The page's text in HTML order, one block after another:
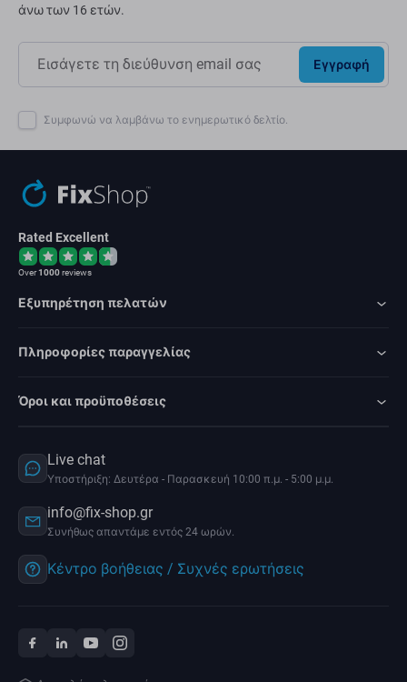
άνω των 16 ετών.
Εγγραφή
Συμφωνώ να λαμβάνω το ενημερωτικό δελτίο.
Rated Excellent
Over1000reviews
Εξυπηρέτηση πελατών
Πληροφορίες παραγγελίας
Όροι και προϋποθέσεις
Live chat
Υποστήριξη: Δευτέρα - Παρασκευή 10:00 π.μ. - 5:00 μ.μ.
info@fix-shop.gr
Συνήθως απαντάμε εντός 24 ωρών.
Κέντρο βοήθειας / Συχνές ερωτήσεις